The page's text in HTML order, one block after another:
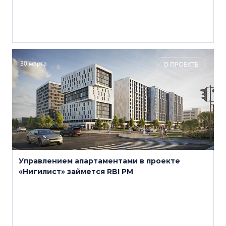
30 марта О ПРОЕКТЕ
Управлением апартаментами в проекте
«Нигилист» займется RBI PM